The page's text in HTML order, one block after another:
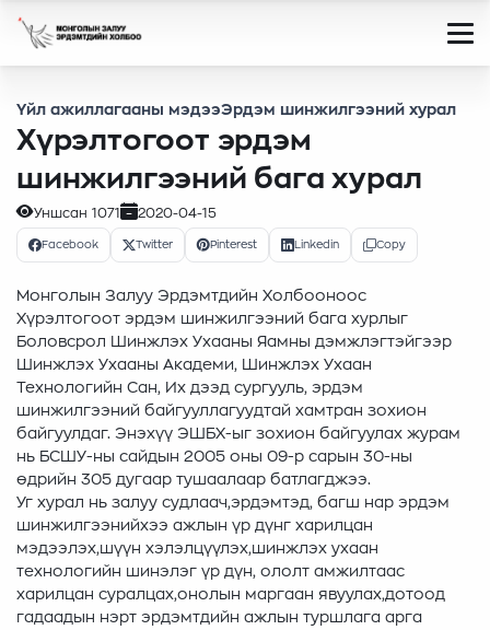
Үйл ажиллагааны мэдээЭрдэм шинжилгээний хурал
Хүрэлтогоот эрдэм
шинжилгээний бага хурал
Уншсан 1071 2020-04-15
Facebook Twitter Pinterest Linkedin Copy
Монголын Залуу Эрдэмтдийн Холбооноос
Хүрэлтогоот эрдэм шинжилгээний бага хурлыг
Боловсрол Шинжлэх Ухааны Яамны дэмжлэгтэйгээр
Шинжлэх Ухааны Академи, Шинжлэх Ухаан
Технологийн Сан, Их дээд сургууль, эрдэм
шинжилгээний байгууллагуудтай хамтран зохион
байгуулдаг. Энэхүү ЭШБХ-ыг зохион байгуулах журам
нь БСШУ-ны сайдын 2005 оны 09-р сарын 30-ны
өдрийн 305 дугаар тушаалаар батлагджээ.
Уг хурал нь залуу судлаач,эрдэмтэд, багш нар эрдэм
шинжилгээнийхээ ажлын үр дүнг харилцан
мэдээлэх,шүүн хэлэлцүүлэх,шинжлэх ухаан
технологийн шинэлэг үр дүн, ололт амжилтаас
харилцан суралцах,онолын маргаан явуулах,дотоод
гадаадын нэрт эрдэмтдийн ажлын туршлага арга